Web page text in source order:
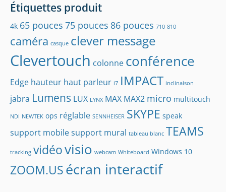
Étiquettes produit
4k 65 pouces 75 pouces 86 pouces 710 810
caméra casque clever message
Clevertouch colonne conférence
Edge hauteur haut parleur i7 IMPACT inclinaison
jabra Lumens LUX LYNX MAX MAX2 micro multitouch
NDI NEWTEK ops réglable SENNHEISER SKYPE speak
support mobilesupport mural tableau blanc TEAMS
tracking vidéovisio webcam Whiteboard Windows 10
ZOOM.USécran interactif